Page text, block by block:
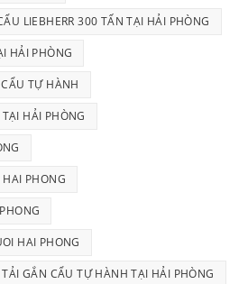
LIEBHERR 300 TẤN TẠI HẢI PHÒNG
HẢI PHÒNG
TỰ HÀNH
HẢI PHÒNG
PHONG
HAI PHONG
GẮN CẨU TỰ HÀNH TẠI HẢI PHÒNG